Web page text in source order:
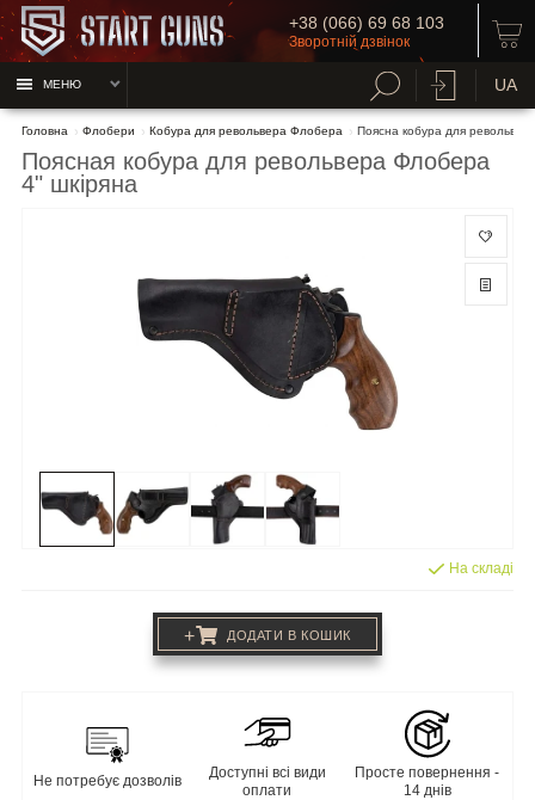
+38 (066) 69 68 103
Зворотній дзвінок
МЕНЮ UA
Головна Флобери Кобура для револьвера Флобера Поясна кобура для
Поясная кобура для револьвера Флобера
4" шкіряна
На складі
+ ДОДАТИ В КОШИК
Не потребує дозволів
Доступні всі види
оплати
Просте повернення -
14 днів